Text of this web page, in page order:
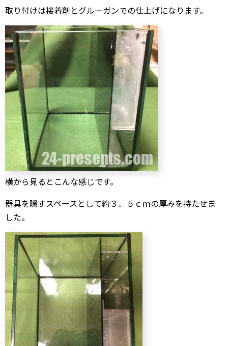
取り付けは接着剤とグル―ガンでの仕上げになります。
横から見るとこんな感じです。
器具を隠すスペースとして約３．５ｃｍの厚みを持たせま
した。